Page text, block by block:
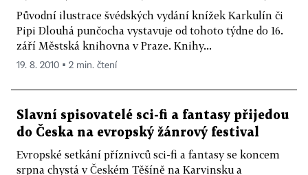
Původní ilustrace švédských vydání knížek Karkulín či
Pipi Dlouhá punčocha vystavuje od tohoto týdne do 16.
září Městská knihovna v Praze. Knihy...
19. 8. 2010 ▪ 2 min. čtení
Slavní spisovatelé sci-fi a fantasy přijedou
do Česka na evropský žánrový festival
Evropské setkání příznivců sci-fi a fantasy se koncem
srpna chystá v Českém Těšíně na Karvinsku a